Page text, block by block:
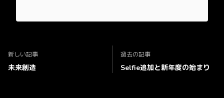
新しい記事
未来創造
過去の記事
Selfie追加と新年度の始まり